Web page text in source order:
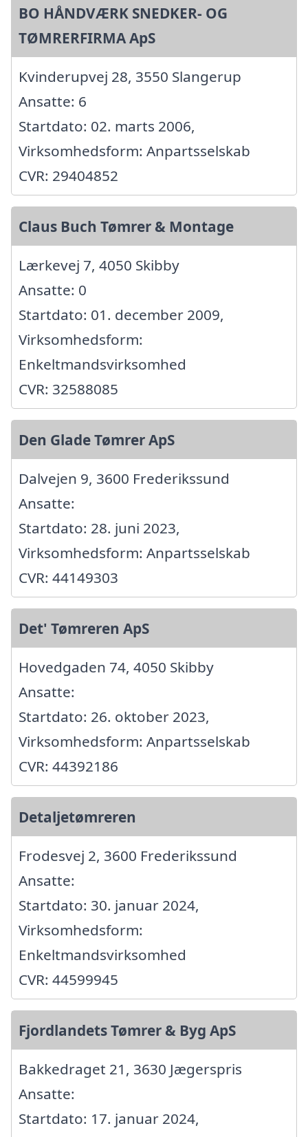
BO HÅNDVÆRK SNEDKER- OG
TØMRERFIRMA ApS
Kvinderupvej 28, 3550 Slangerup
Ansatte: 6
Startdato: 02. marts 2006,
Virksomhedsform: Anpartsselskab
CVR: 29404852
Claus Buch Tømrer & Montage
Lærkevej 7, 4050 Skibby
Ansatte: 0
Startdato: 01. december 2009,
Virksomhedsform:
Enkeltmandsvirksomhed
CVR: 32588085
Den Glade Tømrer ApS
Dalvejen 9, 3600 Frederikssund
Ansatte:
Startdato: 28. juni 2023,
Virksomhedsform: Anpartsselskab
CVR: 44149303
Det' Tømreren ApS
Hovedgaden 74, 4050 Skibby
Ansatte:
Startdato: 26. oktober 2023,
Virksomhedsform: Anpartsselskab
CVR: 44392186
Detaljetømreren
Frodesvej 2, 3600 Frederikssund
Ansatte:
Startdato: 30. januar 2024,
Virksomhedsform:
Enkeltmandsvirksomhed
CVR: 44599945
Fjordlandets Tømrer & Byg ApS
Bakkedraget 21, 3630 Jægerspris
Ansatte:
Startdato: 17. januar 2024,